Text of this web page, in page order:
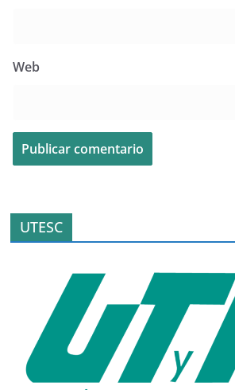
Web
UTESC